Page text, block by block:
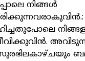
നിങ്ങള്‍